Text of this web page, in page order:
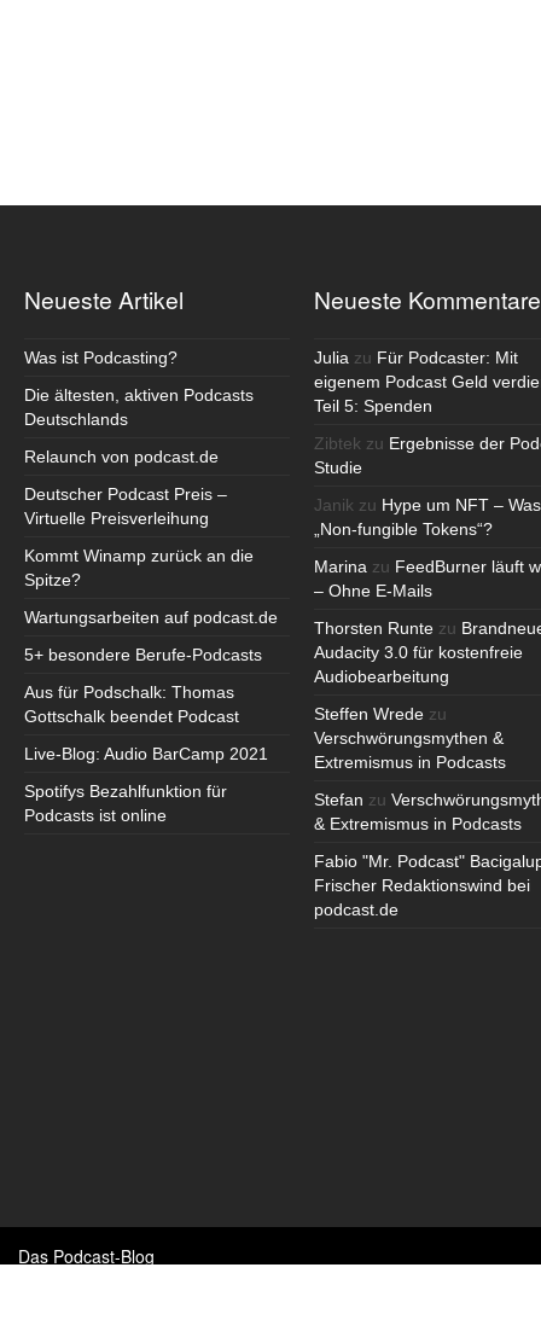
Neueste Artikel
Was ist Podcasting?
Die ältesten, aktiven Podcasts
Deutschlands
Relaunch von podcast.de
Deutscher Podcast Preis –
Virtuelle Preisverleihung
Kommt Winamp zurück an die
Spitze?
Wartungsarbeiten auf podcast.de
5+ besondere Berufe-Podcasts
Aus für Podschalk: Thomas
Gottschalk beendet Podcast
Live-Blog: Audio BarCamp 2021
Spotifys Bezahlfunktion für
Podcasts ist online
Neueste Kommentare
Julia zu Für Podcaster: Mit
eigenem Podcast Geld
Teil 5: Spenden
Zibtek zu Ergebnisse der
Studie
Janik zu Hype um NFT –
„Non-fungible Tokens“?
Marina zu FeedBurner läuft
– Ohne E-Mails
Thorsten Runte zu
Audacity 3.0 für kostenfreie
Audiobearbeitung
Steffen Wrede zu
Verschwörungsmythen &
Extremismus in Podcasts
Stefan zu
& Extremismus in Podcasts
Fabio "Mr. Podcast"
Frischer Redaktionswind bei
podcast.de
Das Podcast-Blog